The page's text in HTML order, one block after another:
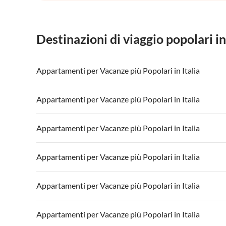
Destinazioni di viaggio popolari
Appartamenti per Vacanze più Popolari in Italia
Appartamenti per Vacanze in Italia
Appartamenti per Vacanze in Lago di Garda
Appartamenti per Vacanze più Popolari in Italia
Appartamenti per Vacanze in Italia
Appartamenti per Vacanze in Lago di Garda
Appartamenti per Vacanze più Popolari in Italia
Appartamenti per Vacanze in Italia
Appartamenti per Vacanze in Lago di Garda
Appartamenti per Vacanze più Popolari in Italia
Appartamenti per Vacanze in Italia
Appartamenti per Vacanze in Lago di Garda
Appartamenti per Vacanze più Popolari in Italia
Appartamenti per Vacanze in Italia
Appartamenti per Vacanze più Popolari in Italia